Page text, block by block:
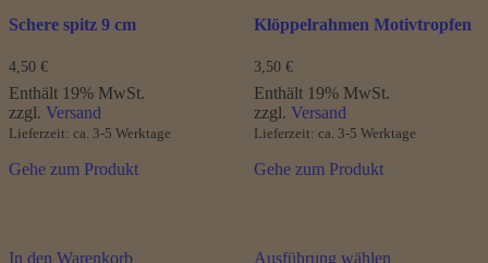
Schere spitz 9 cm
4,50 €
Enthält 19% MwSt.
zzgl. Versand
Lieferzeit: ca. 3-5 Werktage
Gehe zum Produkt
Klöppelrahmen Motivtropfen
3,50 €
Enthält 19% MwSt.
zzgl. Versand
Lieferzeit: ca. 3-5 Werktage
Gehe zum Produkt
In den Warenkorb Ausführung wählenProdukt